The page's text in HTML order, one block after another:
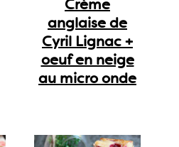
Crème
anglaise de
Cyril Lignac +
oeuf en neige
au micro onde